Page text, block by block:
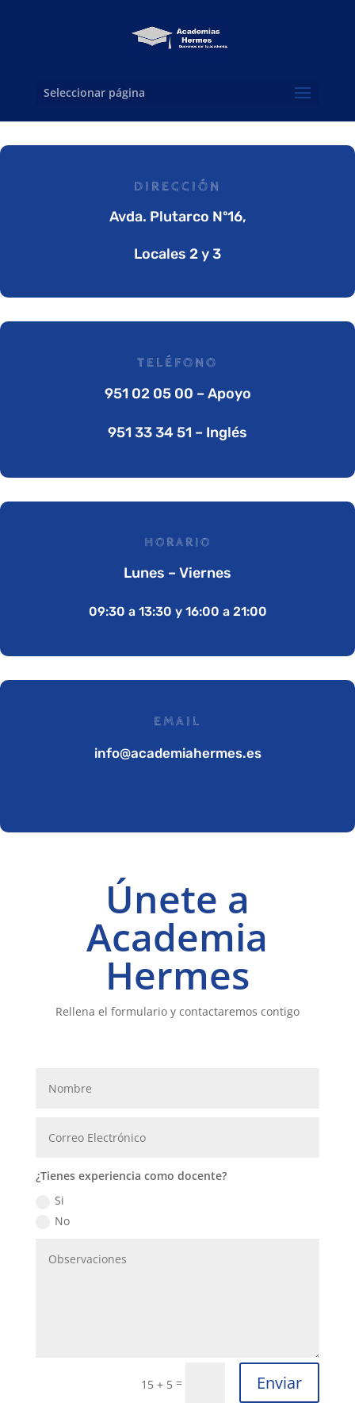
Seleccionar página
DIRECCIÓN
Avda. Plutarco Nº16,
Locales 2 y 3
TELÉFONO
951 02 05 00 – Apoyo
951 33 34 51 – Inglés
HORARIO
Lunes – Viernes
09:30 a 13:30 y 16:00 a 21:00
EMAIL
info@academiahermes.es
Únete a
Academia
Hermes
Rellena el formulario y contactaremos contigo
¿Tienes experiencia como docente?
Si
No
15 + 5 = Enviar